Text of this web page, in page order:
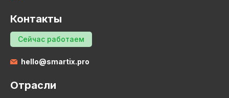
Контакты
Сейчас работаем
hello@smartix.pro
Отрасли